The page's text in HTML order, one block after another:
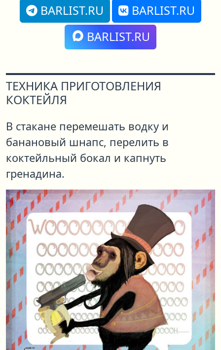
BARLIST.RU
BARLIST.RU
BARLIST.RU
ТЕХНИКА ПРИГОТОВЛЕНИЯ
КОКТЕЙЛЯ
В стакане перемешать водку и
банановый шнапс, перелить в
коктейльный бокал и капнуть
гренадина.